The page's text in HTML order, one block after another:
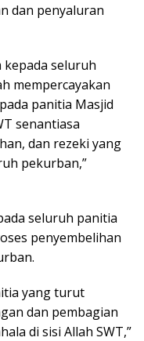
dan penyaluran
kepada seluruh
mempercayakan
panitia Masjid
senantiasa
dan rezeki yang
pekurban,”
seluruh panitia
penyembelihan
yang turut
dan pembagian
di sisi Allah SWT,”